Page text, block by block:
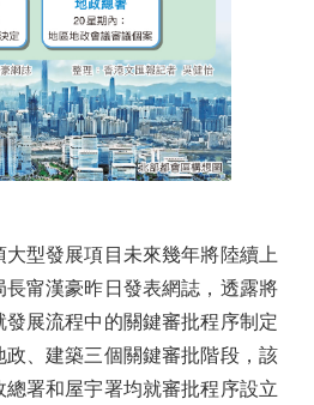
型發展項目未來幾年將陸續上
甯漢豪昨日發表網誌，透露將
展流程中的關鍵審批程序制定
、建築三個關鍵審批階段，該
總署和屋宇署均就審批程序設立